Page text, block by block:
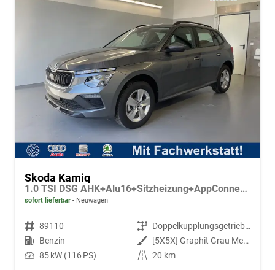
Skoda Kamiq
1.0 TSI DSG AHK+Alu16+Sitzheizung+AppConnect+GV5+LED+Nebel+Klima
sofort lieferbar Neuwagen
Fahrzeugnr. 89110 Getriebe
Doppelkupplungsgetriebe (DSG)
Kraftstoff Benzin Außenfarbe
[5X5X] Graphit Grau Metallic
Leistung 85 kW (116 PS) Kilometerstand 20 km